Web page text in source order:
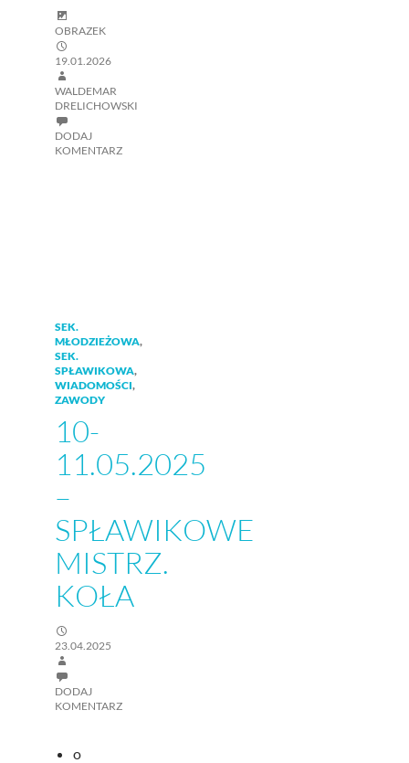
OBRAZEK
19.01.2026
WALDEMAR
DRELICHOWSKI
DODAJ
KOMENTARZ
SEK.
MŁODZIEŻOWA,
SEK.
SPŁAWIKOWA,
WIADOMOŚCI,
ZAWODY
10-
11.05.2025
–
SPŁAWIKOWE
MISTRZ.
KOŁA
23.04.2025
DODAJ
KOMENTARZ
o